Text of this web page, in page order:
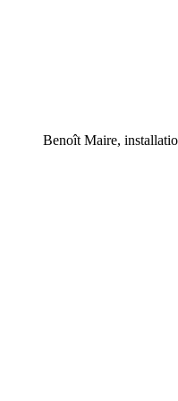
Benoît Maire,